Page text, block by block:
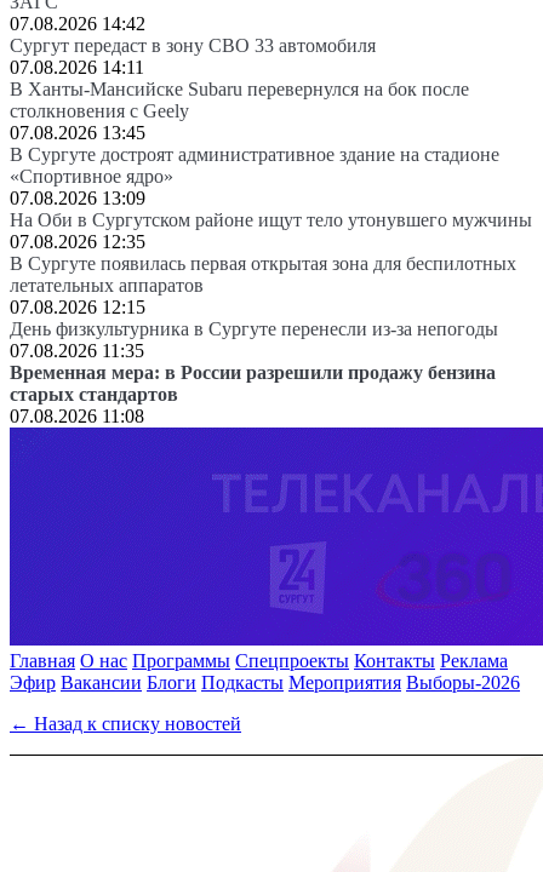
07.08.2026 14:42
Сургут передаст в зону СВО 33 автомобиля
07.08.2026 14:11
В Ханты-Мансийске Subaru перевернулся на бок после
столкновения с Geely
07.08.2026 13:45
В Сургуте достроят административное здание на стадионе
«Спортивное ядро»
07.08.2026 13:09
На Оби в Сургутском районе ищут тело утонувшего мужчины
07.08.2026 12:35
В Сургуте появилась первая открытая зона для беспилотных
летательных аппаратов
07.08.2026 12:15
День физкультурника в Сургуте перенесли из-за непогоды
07.08.2026 11:35
Временная мера: в России разрешили продажу бензина
старых стандартов
07.08.2026 11:08
Главная О нас Программы Спецпроекты Контакты Реклама
Эфир Вакансии Блоги Подкасты Мероприятия Выборы-2026
← Назад к списку новостей